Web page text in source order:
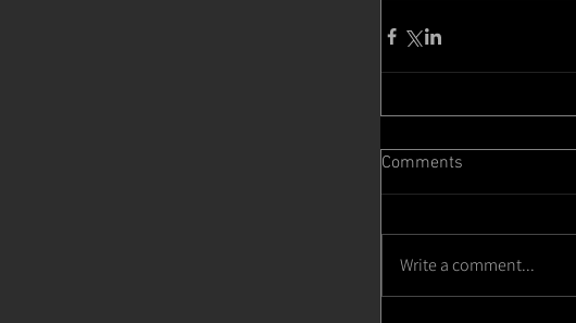
Comments
Write a comment...